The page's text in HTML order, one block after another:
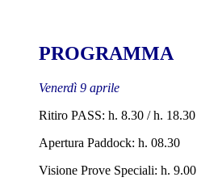
PROGRAMMA
Venerdì 9 aprile
Ritiro PASS: h. 8.30 / h. 18.30
Apertura Paddock: h. 08.30
Visione Prove Speciali: h. 9.00